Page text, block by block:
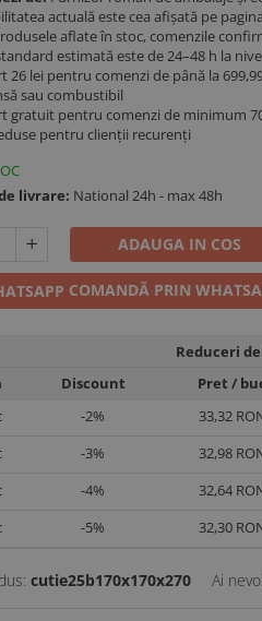
actuală este cea afișată pe
aflate în stoc, comenzile
estimată este de 24–48 h la
26 lei pentru comenzi de până la
sau combustibil
gratuit pentru comenzi de minimum
pentru clienții recurenți
livrare: National 24h - max 48h
ADAUGA IN COS
COMANDĂ PRIN
Reduceri
Discount Pret /
-2% 33,32
-3% 32,98
-4% 32,64
-5% 32,30
cutie25b170x170x270 Ai